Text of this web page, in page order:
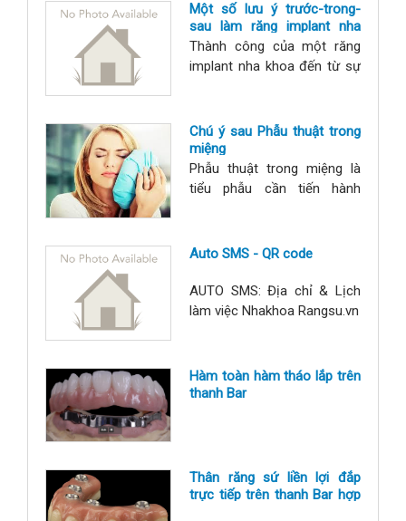
Một số lưu ý trước-trong-
sau làm răng implant nha
khoa
Thành công của một răng
implant nha khoa đến từ sự
hợp hợp tác của người được
làm răng implant: Các điều
kiện cần để tối ưu: Cung cấp
đầy đủ thông tin tình trạng
dụng răng trong giới hạn tải
Chú ý sau Phẫu thuật trong
miệng
Phẫu thuật trong miệng là
tiểu phẫu cần tiến hành
răng trong nắn chỉnh răng,
thừa, nhổ răng kẹ, lạc chỗ,
tháo vít nẹp xương, cấy
neo chặn, thay các phụ kiện
trong quá
Auto SMS - QR code
AUTO SMS: Địa chỉ & Lịch
làm việc Nhakhoa Rangsu.vn
Hàm toàn hàm tháo lắp trên
thanh Bar
Thân răng sứ liền lợi đắp
trực tiếp trên thanh Bar hợp